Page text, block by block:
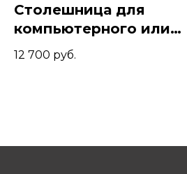
Столешница для
компьютерного или
геймерского стола из
сосны 160x70x4, Серый
12 700 руб.